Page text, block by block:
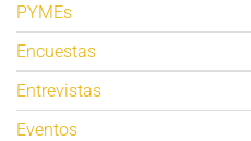
PYMEs
Encuestas
Entrevistas
Eventos